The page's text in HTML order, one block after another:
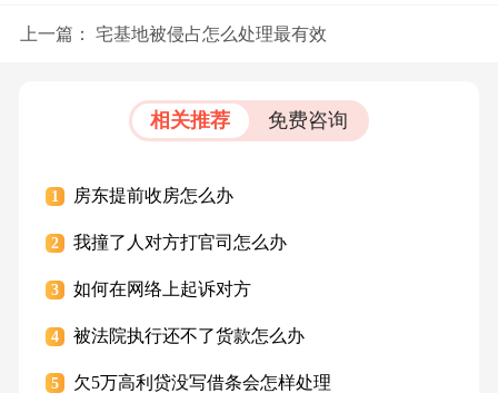
上一篇： 宅基地被侵占怎么处理最有效
相关推荐 免费咨询
1 房东提前收房怎么办
2 我撞了人对方打官司怎么办
3 如何在网络上起诉对方
4 被法院执行还不了货款怎么办
5 欠5万高利贷没写借条会怎样处理